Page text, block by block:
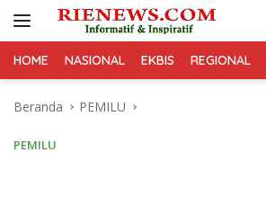
HOME NASIONAL EKBIS REGIONAL
Beranda PEMILU
PEMILU